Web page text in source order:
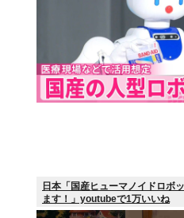
日本「国産ヒューマノイドロボ
ます！」youtubeで1万いいね